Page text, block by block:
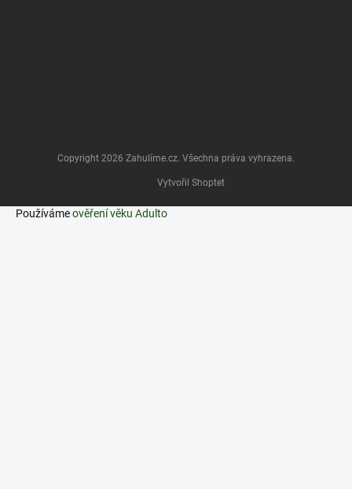
Vytvořil Shoptet
Copyright 2026 Zahulíme.cz. Všechna práva vyhrazena.
Používámeověření věku Adulto